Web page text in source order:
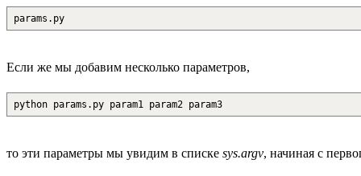
params.py
Если же мы добавим несколько параметров,
python params.py param1 param2 param3
то эти параметры мы увидим в списке sys.argv, начиная с